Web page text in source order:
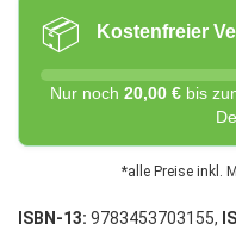
📦 Kostenfreier
Nur noch 20,00 € bis
*alle Preise inkl.
ISBN-13: 9783453703155,